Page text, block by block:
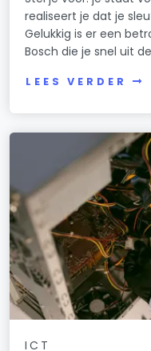
realiseert je dat je
Gelukkig is er een
Bosch die je snel uit
LEES VERDER
ICT